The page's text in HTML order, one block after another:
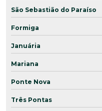
São Sebastião do Paraíso
Formiga
Januária
Mariana
Ponte Nova
Três Pontas